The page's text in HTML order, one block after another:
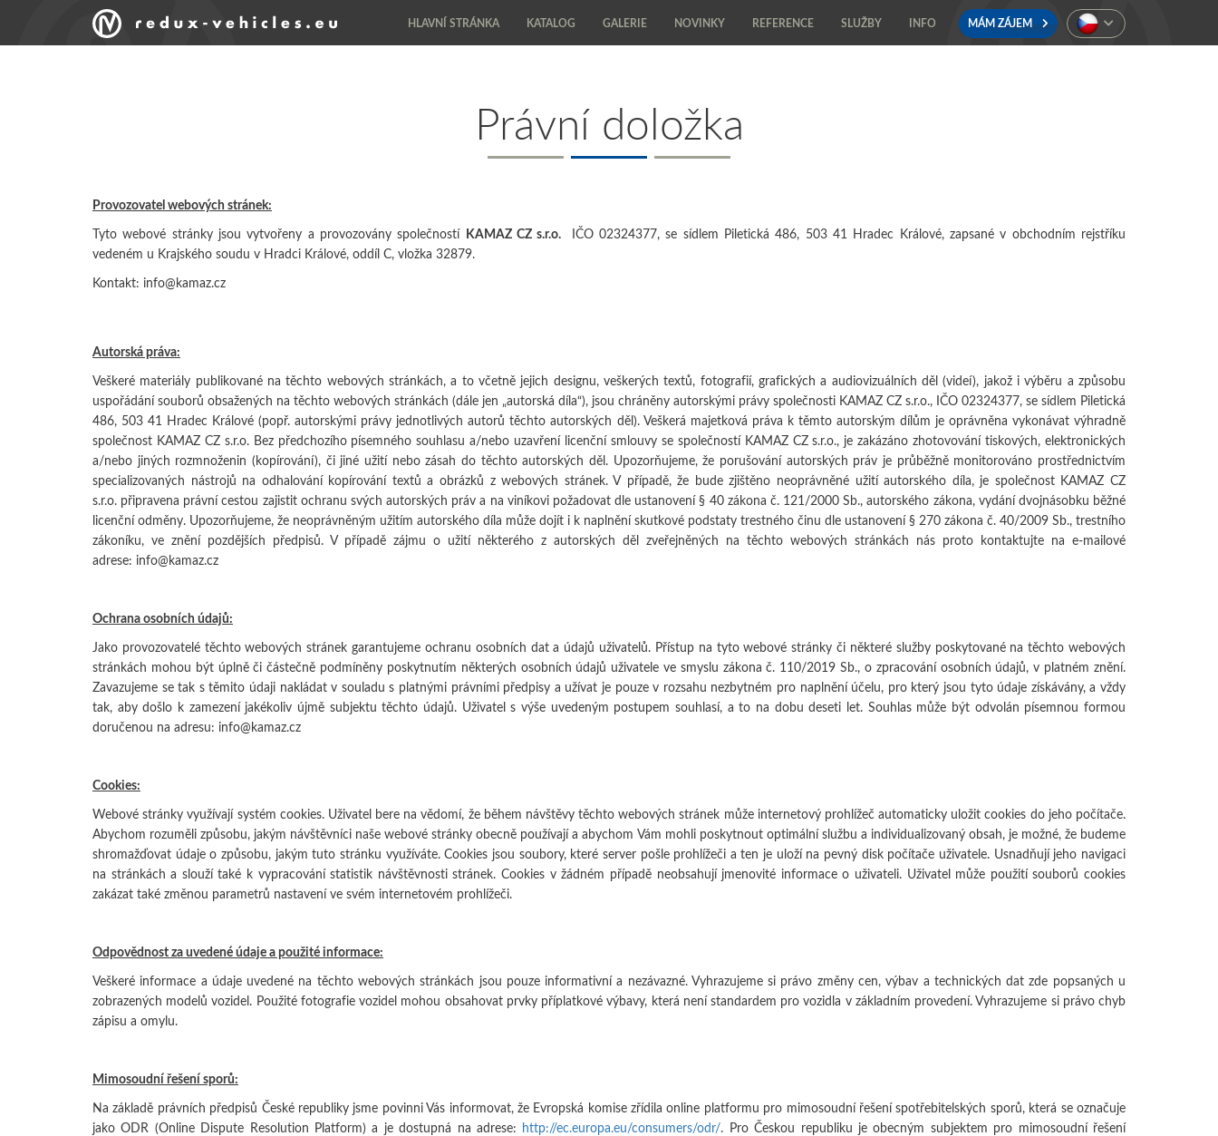
HLAVNÍ STRÁNKA KATALOG GALERIE NOVINKY REFERENCE SLUŽBY INFO MÁM ZÁJEM
Právní doložka
Provozovatel webových stránek:
Tyto webové stránky jsou vytvořeny a provozovány společností KAMAZ CZ s.r.o. IČO02324377, se sídlem Piletická 486, 503 41 Hradec Králové, zapsané v obchodním rejstříku
vedeném u Krajského soudu v Hradci Králové, oddíl C, vložka 32879.
Kontakt: info@kamaz.cz
Autorská práva:
Veškeré materiály publikované na těchto webových stránkách, a to včetně jejich designu, veškerých textů, fotografií, grafických a audiovizuálních děl (videí), jakož i výběru a způsobu
uspořádání souborů obsažených na těchto webových stránkách (dále jen „autorská díla“), jsou chráněny autorskými právy společnosti KAMAZ CZ s.r.o., IČO 02324377, se sídlem Piletická
486, 503 41 Hradec Králové (popř. autorskými právy jednotlivých autorů těchto autorských děl). Veškerá majetková práva k těmto autorským dílům je oprávněna vykonávat výhradně
společnost KAMAZ CZ s.r.o. Bez předchozího písemného souhlasu a/nebo uzavření licenční smlouvy se společností KAMAZ CZ s.r.o., je zakázáno zhotovování tiskových, elektronických
a/nebo jiných rozmnoženin (kopírování), či jiné užití nebo zásah do těchto autorských děl. Upozorňujeme, že porušování autorských práv je průběžně monitorováno prostřednictvím
specializovaných nástrojů na odhalování kopírování textů a obrázků z webových stránek. V případě, že bude zjištěno neoprávněné užití autorského díla, je společnost KAMAZ CZ
s.r.o. připravena právní cestou zajistit ochranu svých autorských práv a na viníkovi požadovat dle ustanovení § 40 zákona č. 121/2000 Sb., autorského zákona, vydání dvojnásobku běžné
licenční odměny. Upozorňujeme, že neoprávněným užitím autorského díla může dojít i k naplnění skutkové podstaty trestného činu dle ustanovení § 270 zákona č. 40/2009 Sb., trestního
zákoníku, ve znění pozdějších předpisů. V případě zájmu o užití některého z autorských děl zveřejněných na těchto webových stránkách nás proto kontaktujte na e-mailové
adrese: info@kamaz.cz
Ochrana osobních údajů:
Jako provozovatelé těchto webových stránek garantujeme ochranu osobních dat a údajů uživatelů. Přístup na tyto webové stránky či některé služby poskytované na těchto webových
stránkách mohou být úplně či částečně podmíněny poskytnutím některých osobních údajů uživatele ve smyslu zákona č. 110/2019 Sb., o zpracování osobních údajů, v platném znění.
Zavazujeme se tak s těmito údaji nakládat v souladu s platnými právními předpisy a užívat je pouze v rozsahu nezbytném pro naplnění účelu, pro který jsou tyto údaje získávány, a vždy
tak, aby došlo k zamezení jakékoliv újmě subjektu těchto údajů. Uživatel s výše uvedeným postupem souhlasí, a to na dobu deseti let. Souhlas může být odvolán písemnou formou
doručenou na adresu: info@kamaz.cz
Cookies:
Webové stránky využívají systém cookies. Uživatel bere na vědomí, že během návštěvy těchto webových stránek může internetový prohlížeč automaticky uložit cookies do jeho počítače.
Abychom rozuměli způsobu, jakým návštěvníci naše webové stránky obecně používají a abychom Vám mohli poskytnout optimální službu a individualizovaný obsah, je možné, že budeme
shromažďovat údaje o způsobu, jakým tuto stránku využíváte. Cookies jsou soubory, které server pošle prohlížeči a ten je uloží na pevný disk počítače uživatele. Usnadňují jeho navigaci
na stránkách a slouží také k vypracování statistik návštěvnosti stránek. Cookies v žádném případě neobsahují jmenovité informace o uživateli. Uživatel může použití souborů cookies
zakázat také změnou parametrů nastavení ve svém internetovém prohlížeči.
Odpovědnost za uvedené údaje a použité informace:
Veškeré informace a údaje uvedené na těchto webových stránkách jsou pouze informativní a nezávazné. Vyhrazujeme si právo změny cen, výbav a technických dat zde popsaných u
zobrazených modelů vozidel. Použité fotografie vozidel mohou obsahovat prvky příplatkové výbavy, která není standardem pro vozidla v základním provedení. Vyhrazujeme si právo chyb
zápisu a omylu.
Mimosoudní řešení sporů:
Na základě právních předpisů České republiky jsme povinni Vás informovat, že Evropská komise zřídila online platformu pro mimosoudní řešení spotřebitelských sporů, která se označuje
jako ODR (Online Dispute Resolution Platform) a je dostupná na adrese: http://ec.europa.eu/consumers/odr/. Pro Českou republiku je obecným subjektem pro mimosoudní řešení